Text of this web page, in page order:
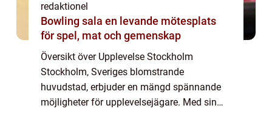
redaktionel
Bowling sala en levande mötesplats
för spel, mat och gemenskap
Översikt över Upplevelse Stockholm
Stockholm, Sveriges blomstrande
huvudstad, erbjuder en mängd spännande
möjligheter för upplevelsejägare. Med sin